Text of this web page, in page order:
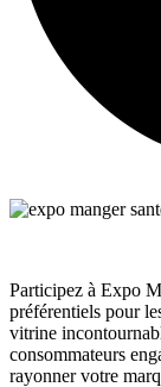
Participez à Expo
préférentiels pour
vitrine
consommateurs
rayonner votre